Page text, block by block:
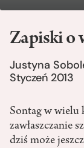
Zapiski o
Justyna
Styczeń 2013
Sontag w wielu
zawłaszczanie
dziś może